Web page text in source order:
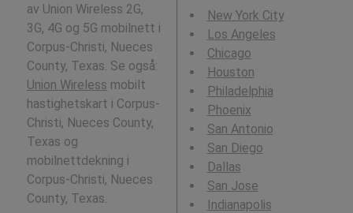
av Union Wireless 2G,
3G, 4G og 5G mobilnett i
Corpus-Christi, Nueces
County, Texas. Se også:
Union Wireless mobilt
hastighetskart i Corpus-
Christi, Nueces County,
Texas og
mobilnettdekning i
Corpus-Christi, Nueces
County, Texas.
New York City
Los Angeles
Chicago
Houston
Philadelphia
Phoenix
San Antonio
San Diego
Dallas
San Jose
Indianapolis